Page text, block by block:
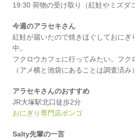
19:30 荷物の受け取り（紅鮭やミズダ
今週のアラセキさん
紅鮭が届いたので焼きほぐしておにぎ
中。
フクロウカフェに行ってみたい。フク
（アメ横と池袋にあることは調査済み）
アラセキさんのおすすめ
JR大塚駅北口徒歩2分
おにぎり専門店ボンゴ
Salty先輩の一言